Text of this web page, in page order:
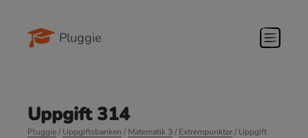
Pluggie
Uppgift 314
Pluggie/Uppgiftsbanken /Matematik 3 /Extrempunkter/ Uppgift